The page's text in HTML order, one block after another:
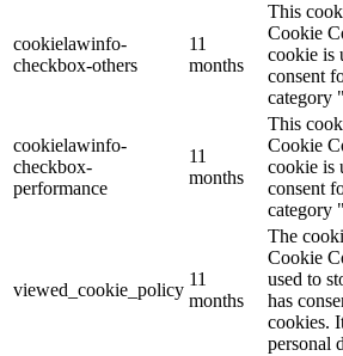
cookielawinfo-
checkbox-others
11
months
This
Cookie
cookie is
consent
category
cookielawinfo-
checkbox-
performance
11
months
This
Cookie
cookie is
consent
category
viewed_cookie_policy
11
months
The
Cookie
used to
has
cookies.
personal